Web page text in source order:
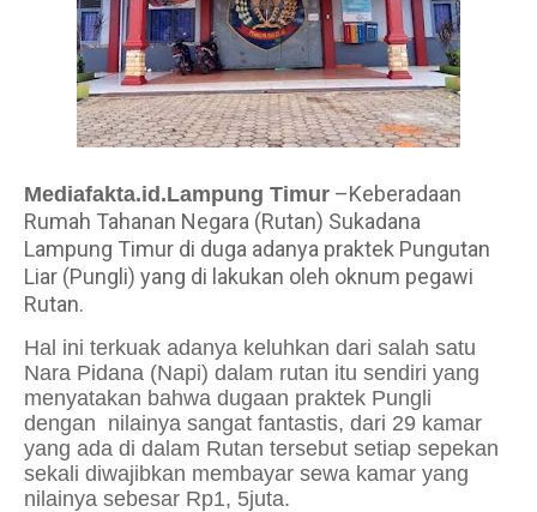
Mediafakta.id.Lampung Timur –Keberadaan
Rumah Tahanan Negara (Rutan) Sukadana
Lampung Timur di duga adanya praktek Pungutan
Liar (Pungli) yang di lakukan oleh oknum pegawi
Rutan.
Hal ini terkuak adanya keluhkan dari salah satu
Nara Pidana (Napi) dalam rutan itu sendiri yang
menyatakan bahwa dugaan praktek Pungli
dengan nilainya sangat fantastis, dari 29 kamar
yang ada di dalam Rutan tersebut setiap sepekan
sekali diwajibkan membayar sewa kamar yang
nilainya sebesar Rp1, 5juta.